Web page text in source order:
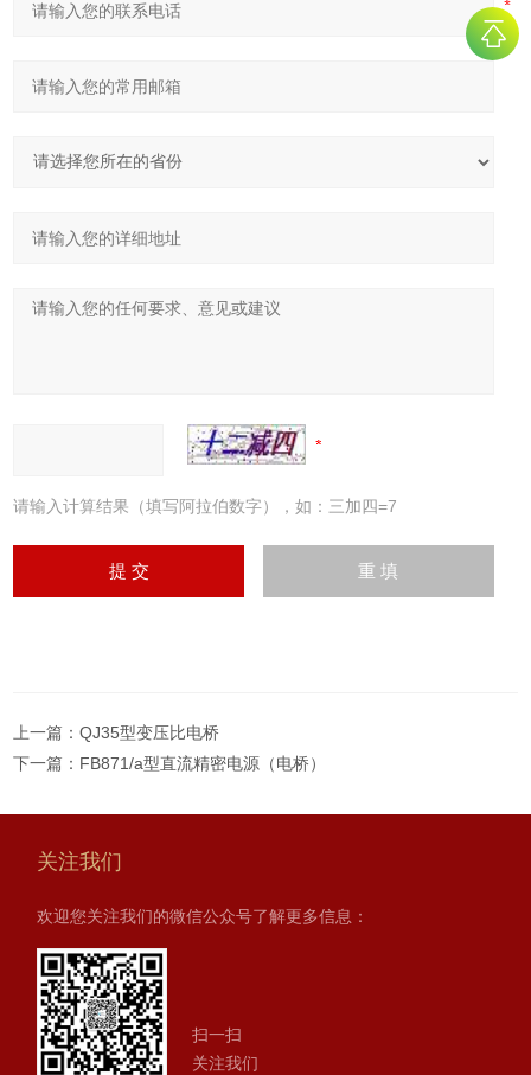
请输入计算结果（填写阿拉伯数字），如：三加四=7
上一篇：QJ35型变压比电桥
下一篇： FB871/a型直流精密电源（电桥）
关注我们
欢迎您关注我们的微信公众号了解更多信息：
扫一扫
关注我们